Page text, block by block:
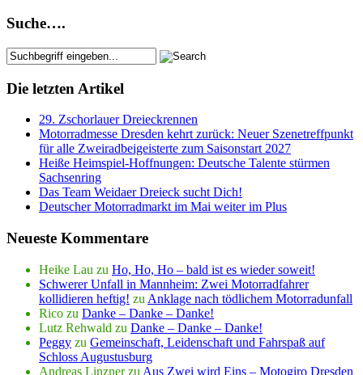
Suche….
Die letzten Artikel
29. Zschorlauer Dreieckrennen
Motorradmesse Dresden kehrt zurück: Neuer Szenetreffpunkt
für alle Zweiradbeigeisterte zum Saisonstart 2027
Heiße Heimspiel-Hoffnungen: Deutsche Talente stürmen
Sachsenring
Das Team Weidaer Dreieck sucht Dich!
Deutscher Motorradmarkt im Mai weiter im Plus
Neueste Kommentare
Heike Lau zu Ho, Ho, Ho – bald ist es wieder soweit!
Schwerer Unfall in Mannheim: Zwei Motorradfahrer
kollidieren heftig! zu Anklage nach tödlichem Motorradunfall
Rico zu Danke – Danke – Danke!
Lutz Rehwald zu Danke – Danke – Danke!
Peggy zu Gemeinschaft, Leidenschaft und Fahrspaß auf
Schloss Augustusburg
Andreas Linznerzu Aus Zwei wird Eins – Motogiro Dresden